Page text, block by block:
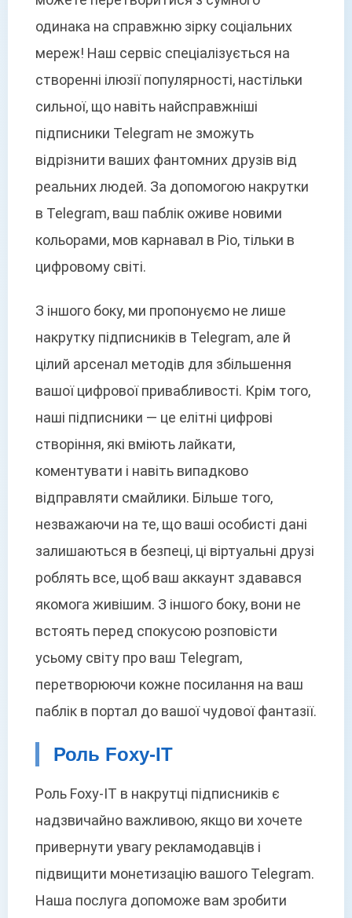
одинака на справжню зірку соціальних
мереж! Наш сервіс спеціалізується на
створенні ілюзії популярності, настільки
сильної, що навіть найсправжніші
підписники Telegram не зможуть
відрізнити ваших фантомних друзів від
реальних людей. За допомогою накрутки
в Telegram, ваш паблік оживе новими
кольорами, мов карнавал в Ріо, тільки в
цифровому світі.
З іншого боку, ми пропонуємо не лише
накрутку підписників в Telegram, але й
цілий арсенал методів для збільшення
вашої цифрової привабливості. Крім того,
наші підписники — це елітні цифрові
створіння, які вміють лайкати,
коментувати і навіть випадково
відправляти смайлики. Більше того,
незважаючи на те, що ваші особисті дані
залишаються в безпеці, ці віртуальні друзі
роблять все, щоб ваш аккаунт здавався
якомога живішим. З іншого боку, вони не
встоять перед спокусою розповісти
усьому світу про ваш Telegram,
перетворюючи кожне посилання на ваш
паблік в портал до вашої чудової фантазії.
Роль Foxy-IT
Роль Foxy-IT в накрутці підписників є
надзвичайно важливою, якщо ви хочете
привернути увагу рекламодавців і
підвищити монетизацію вашого Telegram.
Наша послуга допоможе вам зробити